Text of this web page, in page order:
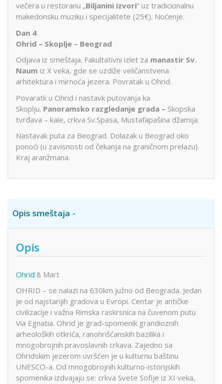
večera u restoranu „Biljanini izvori“ uz tradicionalnu
makedonsku muziku i specijalitete (25€). Noćenje.
Dan 4
Ohrid – Skoplje – Beograd
Odjava iz smeštaja. Fakultativni izlet za manastir Sv.
Naum iz X veka, gde se uzdiže veličanstvena
arhitektura i mirnoća jezera. Povratak u Ohrid.
Povaratk u Ohrid i nastavk putovanja ka
Skoplju. Panoramsko razgledanje grada – Skopska
tvrđava – kale, crkva Sv.Spasa, Mustafapašina džamija.
Nastavak puta za Beograd. Dolazak u Beograd oko
ponoći (u zavisnosti od čekanja na graničnom prelazu).
Kraj aranžmana.
Opis smeštaja
Opis
Ohrid 8 Mart
OHRID – se nalazi na 630km južno od Beograda. Jedan
je od najstarijih gradova u Evropi. Centar je antičke
civilizacije i važna Rimska raskrsnica na čuvenom putu
Via Egnatia. Ohrid je grad-spomenik grandioznih
arheoloških otkrića, ranohrišćanskih bazilika i
mnogobrojnih pravoslavnih crkava. Zajedno sa
Ohridskim jezerom uvršćen je u kulturnu baštinu
UNESCO-a. Od mnogobrojnih kulturno-istorijskih
spomenika izdvajaju se: crkva Svete Sofije iz XI veka,